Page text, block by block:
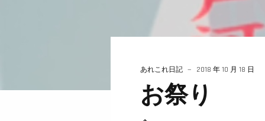
あれこれ日記 2018 年 10 月 18 日
お祭り